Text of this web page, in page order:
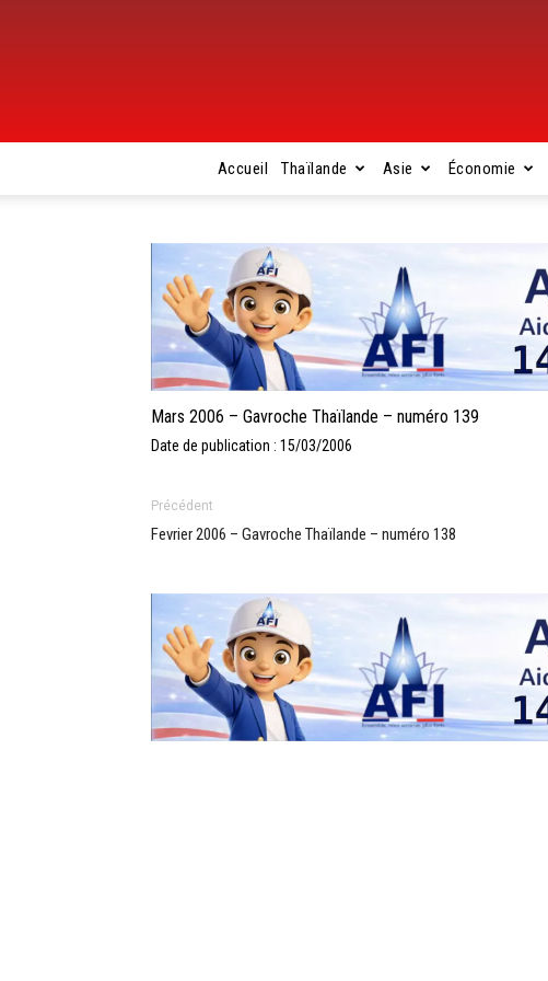
Accueil Thaïlande Asie Économie
Mars 2006 – Gavroche Thaïlande – numéro 139
Date de publication : 15/03/2006
Précédent
Fevrier 2006 – Gavroche Thaïlande – numéro 138